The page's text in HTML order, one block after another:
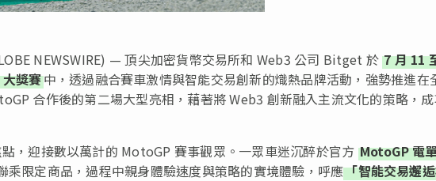
NEWSWIRE) — 頂尖加密貨幣交易所和 Web3 公司 Bitget 於7 月 11
獎賽中，透過融合賽車激情與智能交易創新的熾熱品牌活動，強勢推進在
合作後的第二場大型亮相，藉著將 Web3 創新融入主流文化的策略，
，迎接數以萬計的 MotoGP 賽事觀眾。一眾車迷沉醉於官方 MotoGP 電
限定商品，過程中親身體驗速度與策略的實境體驗，呼應「智能交易邂